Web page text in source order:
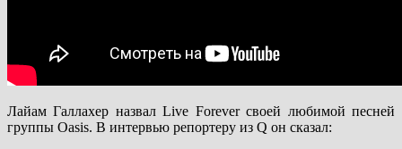
Лайам Галлахер назвал Live Forever своей любимой песней
группы Oasis. В интервью репортеру из Q он сказал: